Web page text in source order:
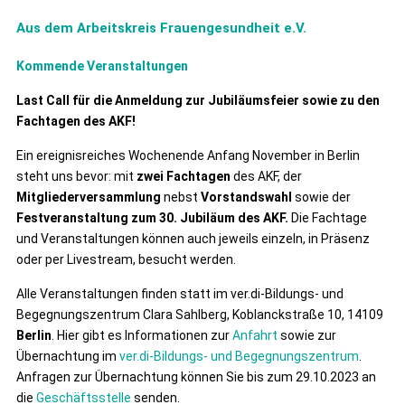
Aus dem Arbeitskreis Frauengesundheit e.V.
Kommende Veranstaltungen
Last Call für die Anmeldung zur Jubiläumsfeier sowie zu den
Fachtagen des AKF!
Ein ereignisreiches Wochenende Anfang November in Berlin
steht uns bevor: mit zwei Fachtagen des AKF, der
Mitgliederversammlung nebst Vorstandswahl sowie der
Festveranstaltung zum 30. Jubiläum des AKF. Die Fachtage
und Veranstaltungen können auch jeweils einzeln, in Präsenz
oder per Livestream, besucht werden.
Alle Veranstaltungen finden statt im ver.di-Bildungs- und
Begegnungszentrum Clara Sahlberg, Koblanckstraße 10, 14109
Berlin . Hier gibt es Informationen zurAnfahrt sowie zur
Übernachtung im ver.di-Bildungs- und Begegnungszentrum
Anfragen zur Übernachtung können Sie bis zum 29.10.2023 an
die Geschäftsstelle senden.